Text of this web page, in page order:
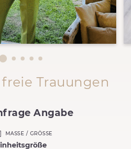
Trauungen
Angabe
MASSE / GRÖSSE